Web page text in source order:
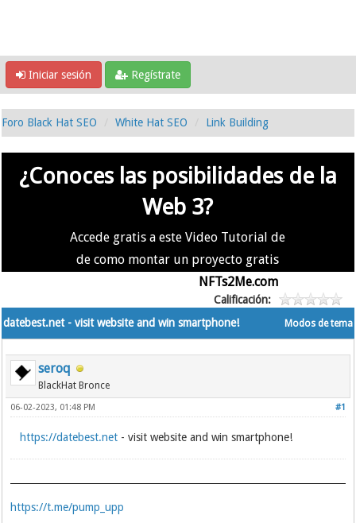
Iniciar sesión Regístrate
Foro Black Hat SEO White Hat SEO Link Building
¿Conoces las posibilidades de la
Web 3?
Accede gratis a este Video Tutorial de
de como montar un proyecto gratis
NFTs2Me.com
Calificación:
Modos de tema
datebest.net - visit website and win smartphone!
seroq
BlackHat Bronce
#1
06-02-2023, 01:48 PM
https://datebest.net - visit website and win smartphone!
https://t.me/pump_upp